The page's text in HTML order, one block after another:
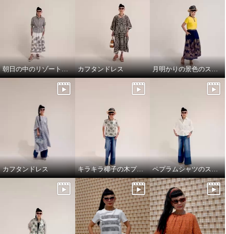
朝日の中のリゾート地の景色のスカートと、ドレスシャツ カフタンドレス 月明かりの景色のスカートで，リラックス!
カフタンドレス キラキラ椰子の木プルオーバーでワクワクスタイリング ペプラムシャツのスタイリング